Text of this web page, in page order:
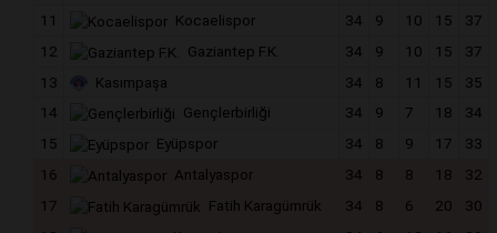
11
Kocaelispor 34 9 10 15
37
12
Gaziantep F.K. 34 9 10 15
37
13
Kasımpaşa 34 8 11 15
35
14
Gençlerbirliği 34 9 7 18
34
15
Eyüpspor 34 8 9 17
33
16
Antalyaspor 34 8 8 18
32
17
Fatih Karagümrük 34 8 6 20
30